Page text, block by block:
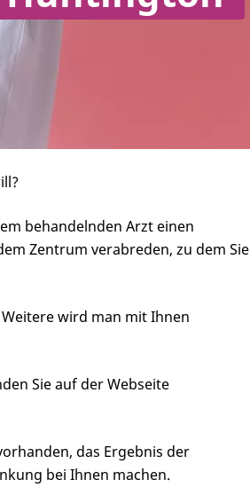
behandelnden Arzt einen
Zentrum verabreden, zu dem Sie
wird man mit Ihnen
Sie auf der Webseite
das Ergebnis der
bei Ihnen machen.